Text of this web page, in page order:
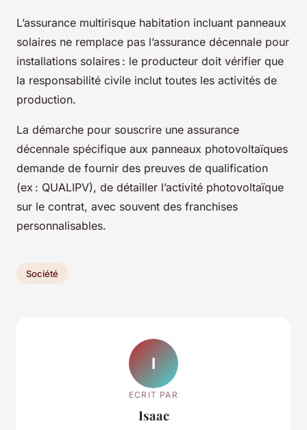
L’assurance multirisque habitation incluant panneaux
solaires ne remplace pas l’assurance décennale pour
installations solaires : le producteur doit vérifier que
la responsabilité civile inclut toutes les activités de
production.
La démarche pour souscrire une assurance
décennale spécifique aux panneaux photovoltaïques
demande de fournir des preuves de qualification
(ex : QUALIPV), de détailler l’activité photovoltaïque
sur le contrat, avec souvent des franchises
personnalisables.
Société
I
ECRIT PAR
Isaac